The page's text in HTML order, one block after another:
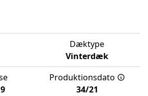
Dæktype
Vinterdæk
Produktionsdato
34/21